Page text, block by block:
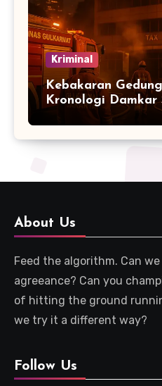
Kriminal
Kebakaran
Kronologi
About Us
Feed the algorithm. Can
agreeance? Can you
of hitting the ground
we try it a different way?
Follow Us